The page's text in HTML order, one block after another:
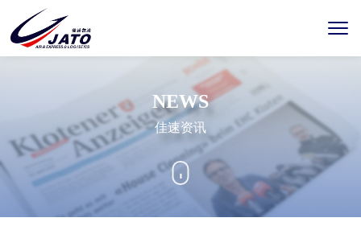
NEWS
佳速资讯